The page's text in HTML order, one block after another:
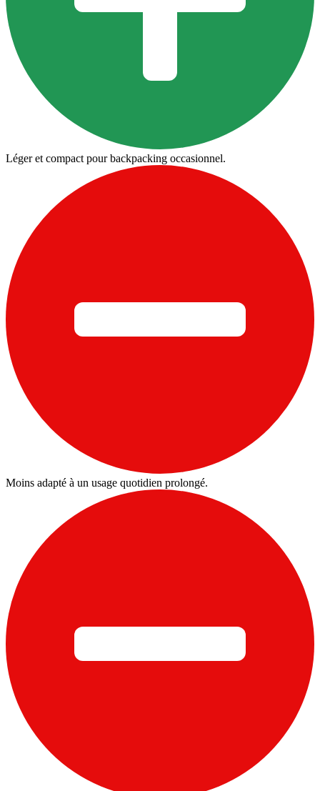
Léger et compact pour backpacking occasionnel.
Moins adapté à un usage quotidien prolongé.